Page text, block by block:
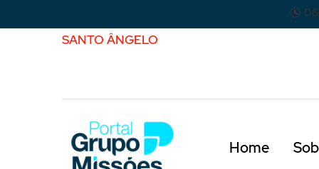
SANTO ÂNGELO
Home